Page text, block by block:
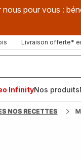
nous pour vous :
Livraison offerte*
InfinityNos produits
NOS RECETTES